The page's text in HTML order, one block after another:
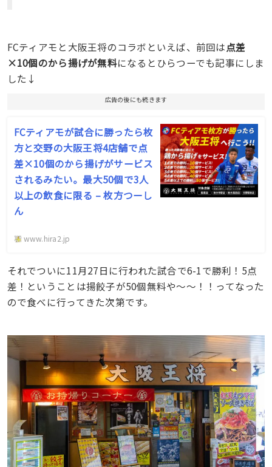
FCティアモと大阪王将のコラボといえば、前回は点差
×10個のから揚げが無料になるとひらつーでも記事にしま
した↓
広告の後にも続きます
FCティアモが試合に勝ったら枚
方と交野の大阪王将4店舗で点
差×10個のから揚げがサービス
されるみたい。最大50個で3人
以上の飲食に限る – 枚方つーし
ん
www.hira2.jp
それでついに11月27日に行われた試合で6-1で勝利！5点
差！ということは揚餃子が50個無料や〜〜！！ってなった
ので食べに行ってきた次第です。